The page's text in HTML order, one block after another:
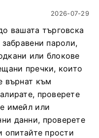
2026-07-29
вашата търговска
пароли,
или блокове
пречки, които
върнат към
проверете
имейл или
данни, проверете
опитайте прости